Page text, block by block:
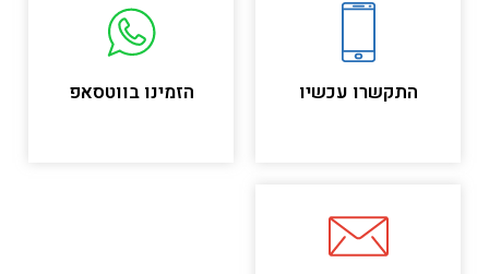
התקשרו עכשיו הזמינו בווטסאפ